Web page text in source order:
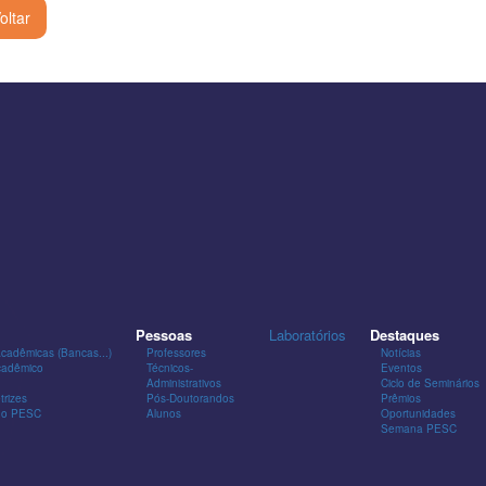
(Bancas...)
PESC
Pessoas
Professores
Técnicos-
Administrativos
Pós-Doutorandos
Alunos
Laboratórios Destaques
Notícias
Eventos
Ciclo de Seminários
Prêmios
Oportunidades
Semana PESC